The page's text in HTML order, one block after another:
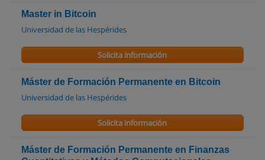
Master in Bitcoin
Universidad de las Hespérides
Solicita información
Máster de Formación Permanente en Bitcoin
Universidad de las Hespérides
Solicita información
Máster de Formación Permanente en Finanzas